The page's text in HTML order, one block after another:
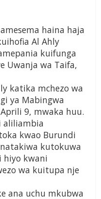
haina haja
Al Ahly
kuifunga
Uwanja wa Taifa,
katika mchezo wa
ya Mabingwa
9, mwaka huu.
aliliambia
kwao Burundi
kutokuwa
hiyo kwani
wa kuitupa nje
ana uchu mkubwa